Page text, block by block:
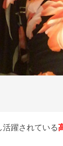
躍されている